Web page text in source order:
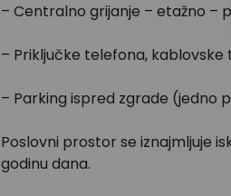
– Centralno grijanje – etažno –
– Priključke telefona, kablovske
– Parking ispred zgrade (jedno
Poslovni prostor se iznajmljuje
godinu dana.